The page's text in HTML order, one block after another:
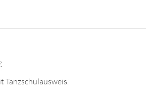
Tanzschulausweis.